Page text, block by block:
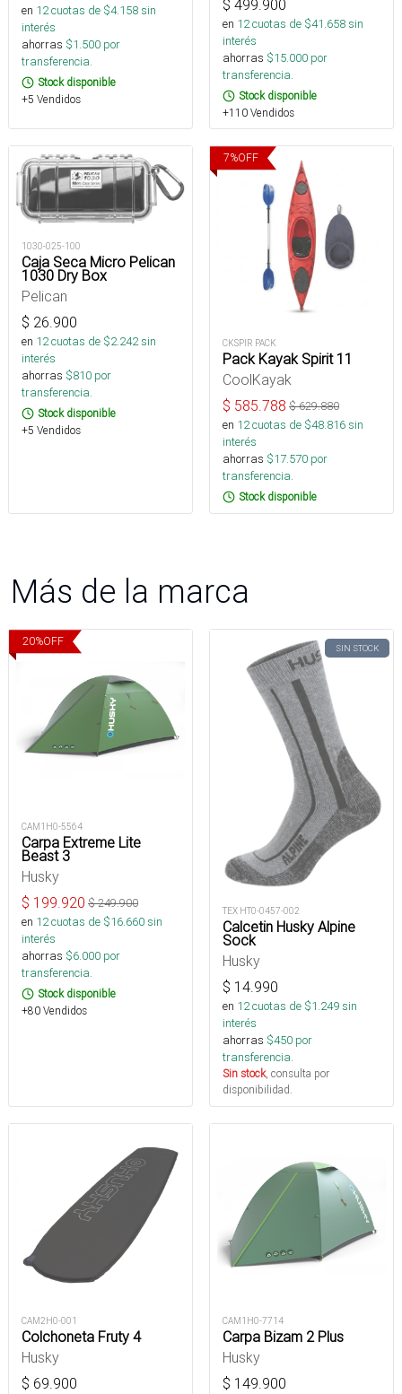
en 12cuotas de $4.158sin
interés
ahorras $1.500 por
transferencia.
Stock disponible
+5 Vendidos
$ 499.900
en 12cuotas de $41.658sin
interés
ahorras $15.000 por
transferencia.
Stock disponible
+110 Vendidos
1030-025-100
Caja Seca Micro Pelican
1030 Dry Box
Pelican
$ 26.900
en 12cuotas de $2.242sin
interés
ahorras $810 por
transferencia.
Stock disponible
+5 Vendidos
7%OFF
CKSPIR PACK
Pack Kayak Spirit 11
CoolKayak
$ 585.788 $629.880
en 12cuotas de $48.816sin
interés
ahorras $17.570 por
transferencia.
Stock disponible
Más de la marca
20%OFF
CAM1H0-5564
Carpa Extreme Lite
Beast 3
Husky
$ 199.920 $249.900
en 12cuotas de $16.660sin
interés
ahorras $6.000 por
transferencia.
Stock disponible
+80 Vendidos
SIN STOCK
TEX HT0-0457-002
Calcetin Husky Alpine
Sock
Husky
$ 14.990
en 12cuotas de $1.249sin
interés
ahorras $450 por
transferencia.
Sin stock, consulta por
disponibilidad.
CAM2H0-001
Colchoneta Fruty 4
Husky
$ 69.900
CAM1H0-7714
Carpa Bizam 2 Plus
Husky
$ 149.900